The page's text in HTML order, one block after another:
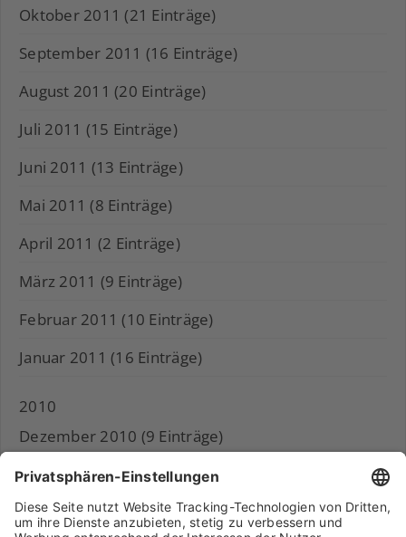
Oktober 2011 (21 Einträge)
September 2011 (16 Einträge)
August 2011 (20 Einträge)
Juli 2011 (15 Einträge)
Juni 2011 (13 Einträge)
Mai 2011 (8 Einträge)
April 2011 (2 Einträge)
März 2011 (9 Einträge)
Februar 2011 (10 Einträge)
Januar 2011 (16 Einträge)
2010
Dezember 2010 (9 Einträge)
November 2010 (11 Einträge)